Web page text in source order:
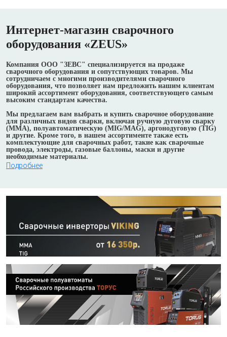
Интернет-магазин сварочного
оборудования «ZEUS»
Компания ООО "ЗЕВС" специализируется на продаже
сварочного оборудования и сопутствующих товаров. Мы
сотрудничаем с многими производителями сварочного
оборудования, что позволяет нам предложить нашим клиентам
широкий ассортимент оборудования, соответствующего самым
высоким стандартам качества.
Мы предлагаем вам выбрать и купить сварочное оборудование
для различных видов сварки, включая ручную дуговую сварку
(MMA), полуавтоматическую (MIG/MAG), аргонодуговую (TIG)
и другие. Кроме того, в нашем ассортименте также есть
комплектующие для сварочных работ, такие как сварочные
провода, электроды, газовые баллоны, маски и другие
необходимые материалы.
Подробнее